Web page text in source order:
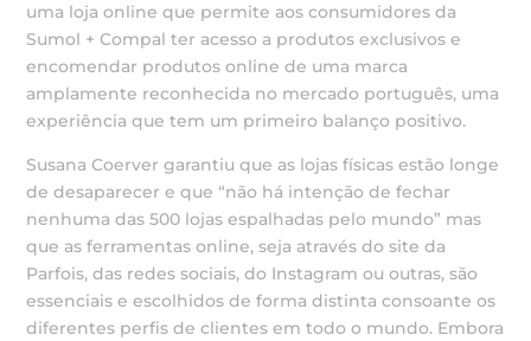
uma loja online que permite aos consumidores da
Sumol + Compal ter acesso a produtos exclusivos e
encomendar produtos online de uma marca
amplamente reconhecida no mercado português, uma
experiência que tem um primeiro balanço positivo.
Susana Coerver garantiu que as lojas físicas estão longe
de desaparecer e que “não há intenção de fechar
nenhuma das 500 lojas espalhadas pelo mundo” mas
que as ferramentas online, seja através do site da
Parfois, das redes sociais, do Instagram ou outras, são
essenciais e escolhidos de forma distinta consoante os
diferentes perfis de clientes em todo o mundo. Embora